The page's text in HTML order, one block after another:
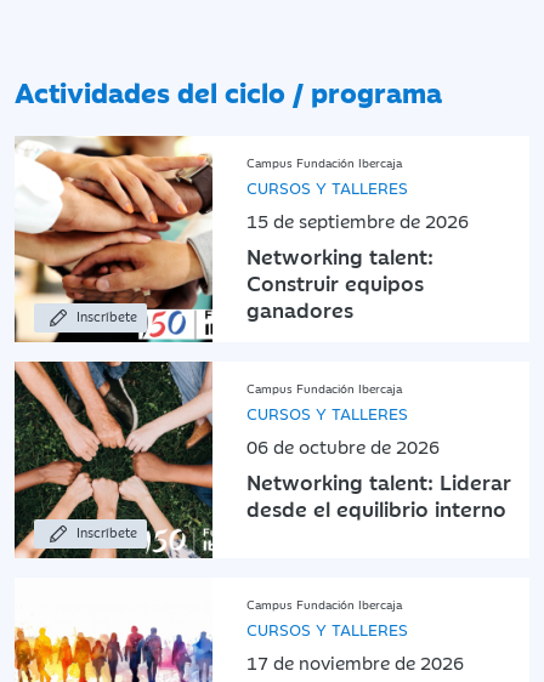
Actividades del ciclo / programa
Inscríbete
Campus Fundación Ibercaja
CURSOS Y TALLERES
15 de septiembre de 2026
Networking talent:
Construir equipos
ganadores
Inscríbete
Campus Fundación Ibercaja
CURSOS Y TALLERES
06 de octubre de 2026
Networking talent: Liderar
desde el equilibrio interno
Campus Fundación Ibercaja
CURSOS Y TALLERES
17 de noviembre de 2026